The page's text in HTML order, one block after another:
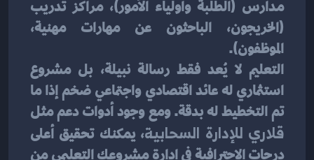
الموظفون).
تم التخطيط له بدقة. ومع وجود أدوات دعم مثل
قلاري للإدارة السحابية